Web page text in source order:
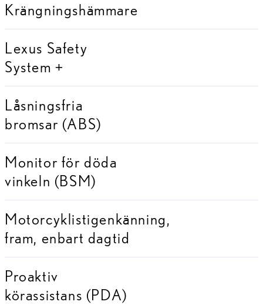
Krängningshämmare
Lexus Safety
System +
Låsningsfria
bromsar (ABS)
Monitor för döda
vinkeln (BSM)
Motorcyklistigenkänning,
fram, enbart dagtid
Proaktiv
körassistans (PDA)